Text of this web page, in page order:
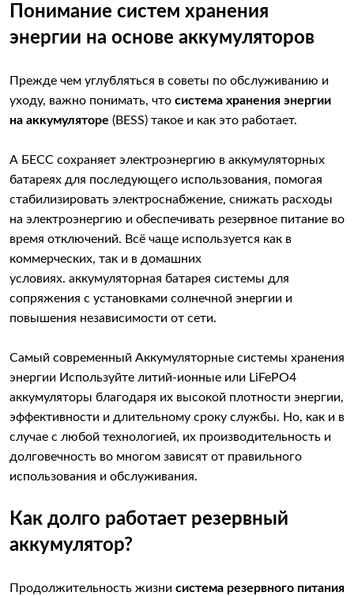
Понимание систем хранения
энергии на основе аккумуляторов
Прежде чем углубляться в советы по обслуживанию и
уходу, важно понимать, что система хранения энергии
на аккумуляторе (BESS) такое и как это работает.
А БЕСС сохраняет электроэнергию в аккумуляторных
батареях для последующего использования, помогая
стабилизировать электроснабжение, снижать расходы
на электроэнергию и обеспечивать резервное питание во
время отключений. Всё чаще используется как в
коммерческих, так и в домашних
условиях. аккумуляторная батарея системы для
сопряжения с установками солнечной энергии и
повышения независимости от сети.
Самый современный Аккумуляторные системы хранения
энергии Используйте литий-ионные или LiFePO4
аккумуляторы благодаря их высокой плотности энергии,
эффективности и длительному сроку службы. Но, как и в
случае с любой технологией, их производительность и
долговечность во многом зависят от правильного
использования и обслуживания.
Как долго работает резервный
аккумулятор?
Продолжительность жизни система резервного питания